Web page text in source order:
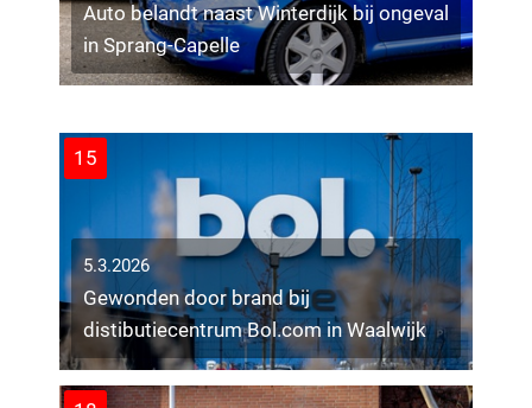
Auto belandt naast Winterdijk bij ongeval
in Sprang-Capelle
11
8.3.2026
Cabine vrachtauto volledig uitgebrand
op parkeerplaats De Blaak
15
5.3.2026
Gewonden door brand bij
distibutiecentrum Bol.com in Waalwijk